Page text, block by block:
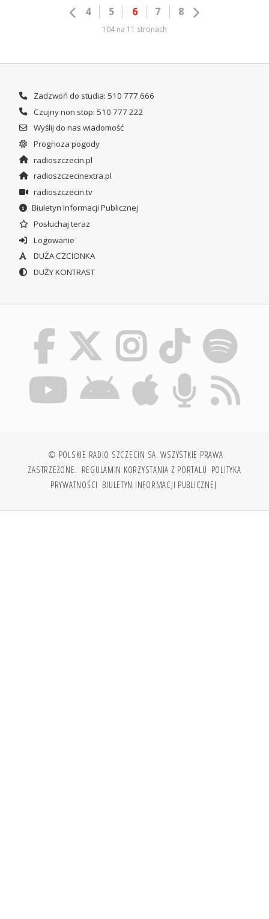
4 5 6 7 8
104 na 11 stronach
Zadzwoń do studia: 510 777 666
Czujny non stop: 510 777 222
Wyślij do nas wiadomość
Prognoza pogody
radioszczecin.pl
radioszczecinextra.pl
radioszczecin.tv
Biuletyn Informacji Publicznej
Posłuchaj teraz
Logowanie
DUŻA CZCIONKA
DUŻY KONTRAST
© POLSKIE RADIO SZCZECIN SA. WSZYSTKIE PRAWA
ZASTRZEŻONE. REGULAMIN KORZYSTANIA Z PORTALU POLITYKA
PRYWATNOŚCI BIULETYN INFORMACJI PUBLICZNEJ